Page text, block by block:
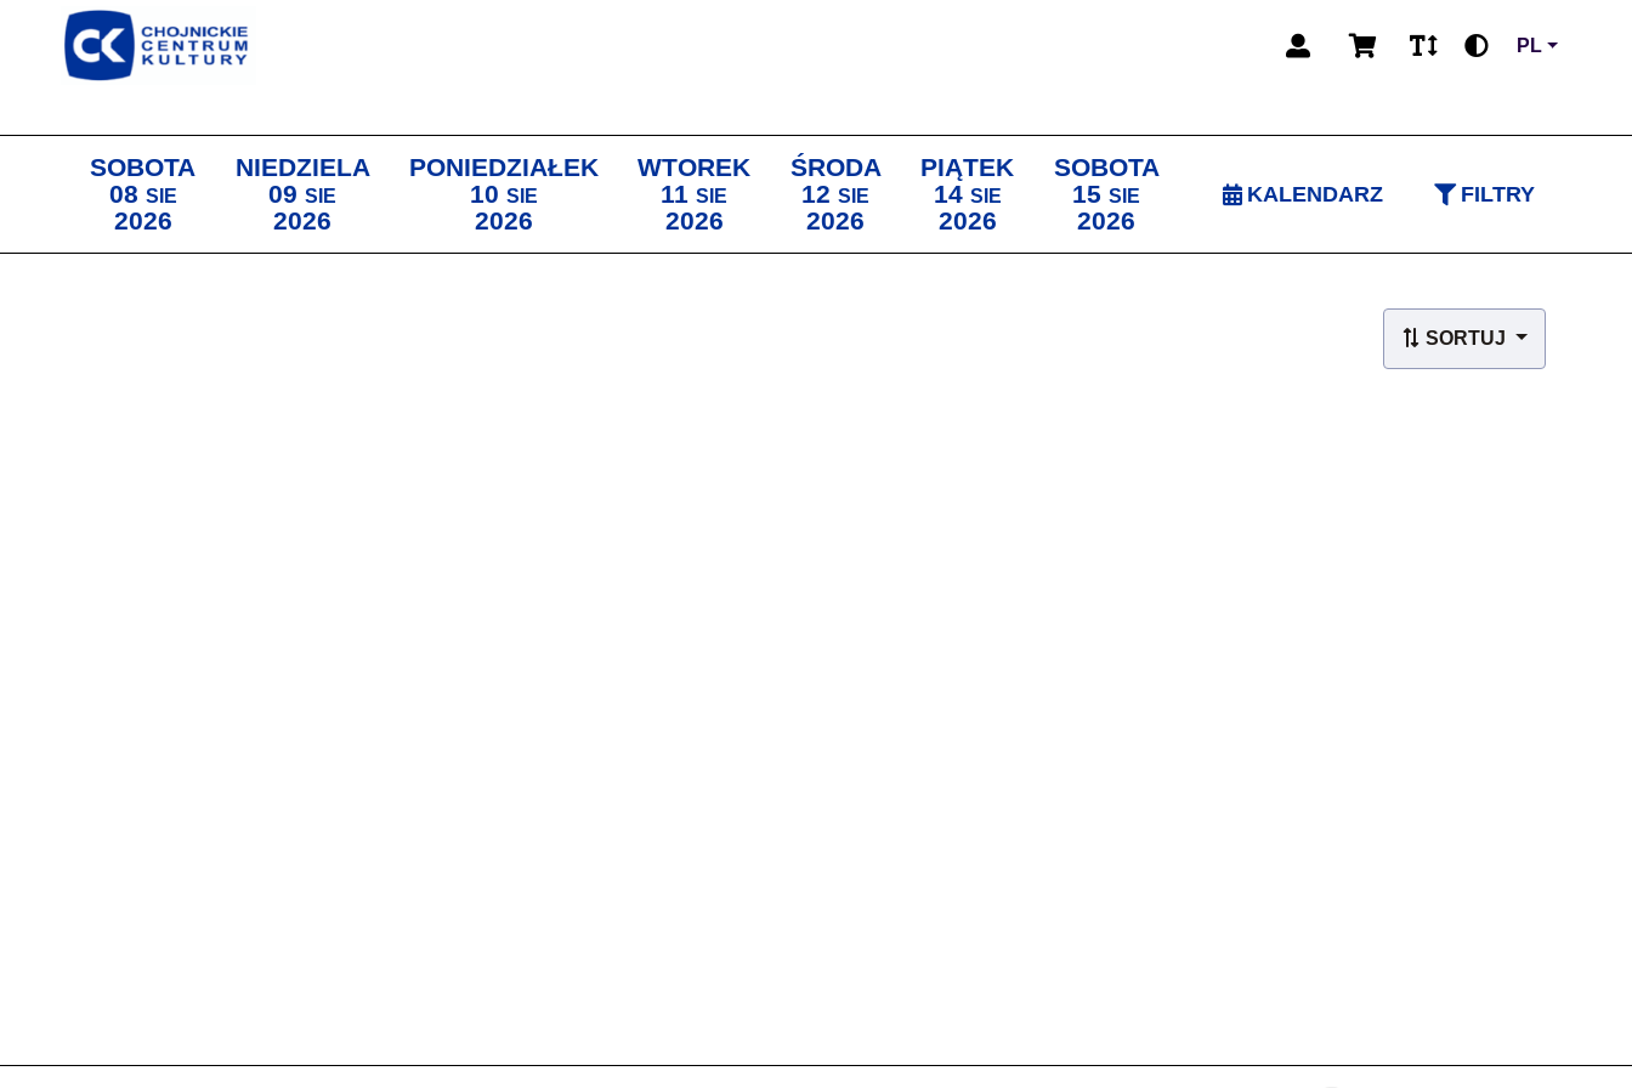
PL
SOBOTA
08 SIE
2026
NIEDZIELA
09 SIE
2026
PONIEDZIAŁEK
10 SIE
2026
WTOREK
11 SIE
2026
ŚRODA
12 SIE
2026
PIĄTEK
14 SIE
2026
SOBOTA
15 SIE
2026
KALENDARZ FILTRY
SORTUJ